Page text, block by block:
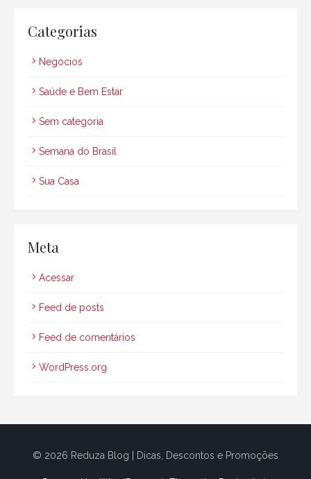
Categorias
Negócios
Saúde e Bem Estar
Sem categoria
Semana do Brasil
Sua Casa
Meta
Acessar
Feed de posts
Feed de comentários
WordPress.org
© 2026 Reduza Blog | Dicas, Descontos e Promoções